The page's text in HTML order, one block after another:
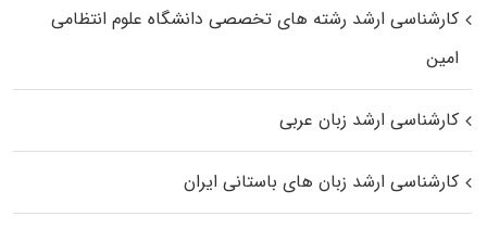
کارشناسی ارشد رﺷﺘﻪ ﻫﺎی تخصصی داﻧﺸﮕﺎه ﻋﻠﻮم انتظامی
اﻣﻴﻦ
کارشناسی ارشد زبان عربی
کارشناسی ارشد زبان‌ های باستانی ایران